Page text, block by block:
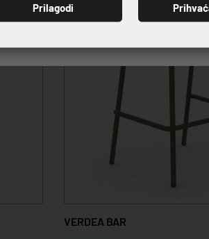
VERDEA BAR
PRIJAVI SE
Prilagodi